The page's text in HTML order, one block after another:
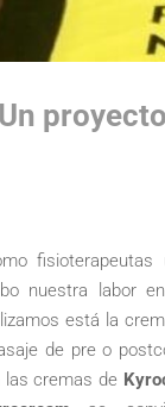
nuestra labor
está la
de pre o
las cremas de